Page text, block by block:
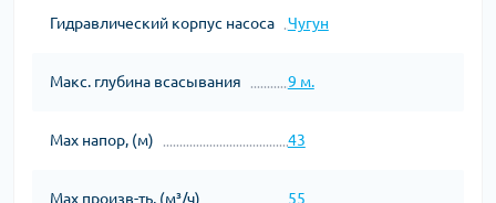
Гидравлический корпус насоса Чугун
Макс. глубина всасывания 9 м.
Мах напор, (м) 43
Мах произв-ть, (м³/ч) 55